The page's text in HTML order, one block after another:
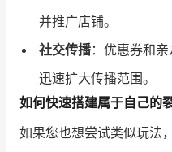
并推广店铺。
社交传播：优惠券和亲
迅速扩大传播范围。
如何快速搭建属于自己的
如果您也想尝试类似玩法